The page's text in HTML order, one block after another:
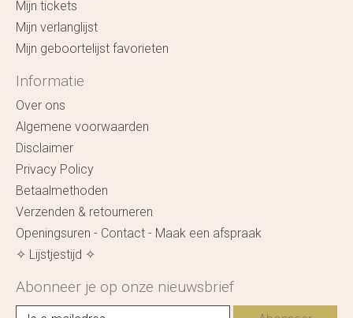
Mijn tickets
Mijn verlanglijst
Mijn geboortelijst favorieten
Informatie
Over ons
Algemene voorwaarden
Disclaimer
Privacy Policy
Betaalmethoden
Verzenden & retourneren
Openingsuren - Contact - Maak een afspraak
✧ Lijstjestijd ✧
Abonneer je op onze nieuwsbrief